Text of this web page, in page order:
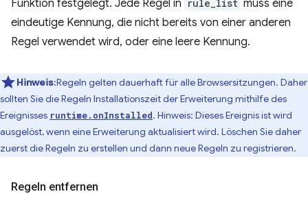
Funktion festgelegt. Jede Regel in rule_list muss eine
eindeutige Kennung, die nicht bereits von einer anderen
Regel verwendet wird, oder eine leere Kennung.
Hinweis:Regeln gelten dauerhaft für alle Browsersitzungen. Daher
sollten Sie die Regeln Installationszeit der Erweiterung mithilfe des
Ereignisses runtime.onInstalled. Hinweis: Dieses Ereignis ist wird
ausgelöst, wenn eine Erweiterung aktualisiert wird. Löschen Sie daher
zuerst die Regeln zu erstellen und dann neue Regeln zu registrieren.
Regeln entfernen